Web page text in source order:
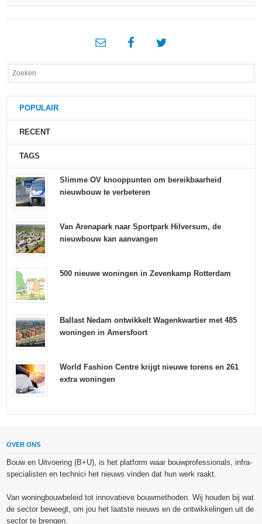
POPULAIR
RECENT
TAGS
Slimme OV knooppunten om bereikbaarheid
nieuwbouw te verbeteren
Van Arenapark naar Sportpark Hilversum, de
nieuwbouw kan aanvangen
500 nieuwe woningen in Zevenkamp Rotterdam
Ballast Nedam ontwikkelt Wagenkwartier met 485
woningen in Amersfoort
World Fashion Centre krijgt nieuwe torens en 261
extra woningen
OVER ONS
Bouw en Uitvoering (B+U), is het platform waar bouwprofessionals, infra-
specialisten en technici het nieuws vinden dat hun werk raakt.
Van woningbouwbeleid tot innovatieve bouwmethoden. Wij houden bij wat
de sector beweegt, om jou het laatste nieuws en de ontwikkelingen uit de
sector te brengen.